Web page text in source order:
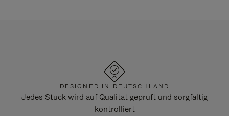
DESIGNED IN DEUTSCHLAND
Jedes Stück wird auf Qualität geprüft und sorgfältig
kontrolliert